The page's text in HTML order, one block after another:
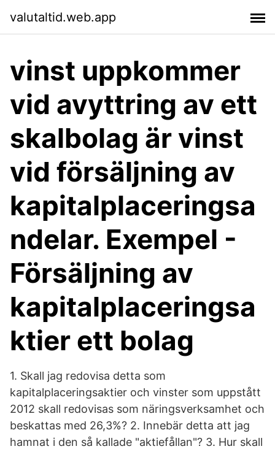
valutaltid.web.app
vinst uppkommer
vid avyttring av ett
skalbolag är vinst
vid försäljning av
kapitalplaceringsa
ndelar. Exempel -
Försäljning av
kapitalplaceringsa
ktier ett bolag
1. Skall jag redovisa detta som
kapitalplaceringsaktier och vinster som uppstått
2012 skall redovisas som näringsverksamhet och
beskattas med 26,3%? 2. Innebär detta att jag
hamnat i den så kallade "aktiefållan"? 3. Hur skall